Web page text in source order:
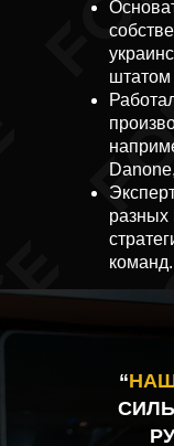
штатом
команд.
“